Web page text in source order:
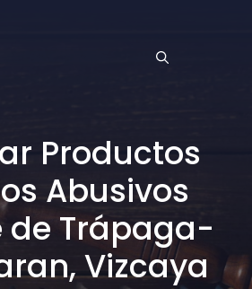
Productos
Abusivos
de Trápaga-
Vizcaya